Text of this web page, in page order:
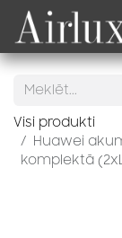
Skip to Content
Visi produkti
Huawei
komplektā